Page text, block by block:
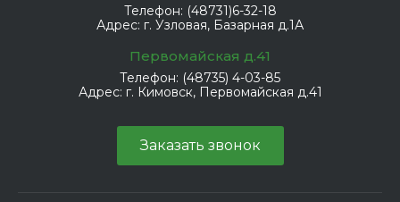
Телефон: (48731)6-32-18
Адрес: г. Узловая, Базарная д.1А
Первомайская д.41
Телефон: (48735) 4-03-85
Адрес: г. Кимовск, Первомайская д.41
Заказать звонок